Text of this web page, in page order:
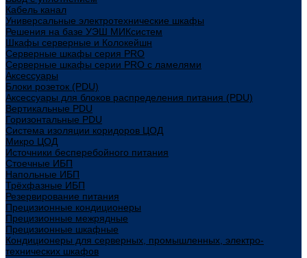
Кабель канал
Универсальные электротехнические шкафы
Решения на базе УЭШ МИКсистем
Шкафы серверные и Колокейшн
Серверные шкафы серия PRO
Серверные шкафы серии PRO с ламелями
Аксессуары
Блоки розеток (PDU)
Аксессуары для блоков распределения питания (PDU)
Вертикальные PDU
Горизонтальные PDU
Система изоляции коридоров ЦОД
Микро ЦОД
Источники бесперебойного питания
Стоечные ИБП
Напольные ИБП
Трёхфазные ИБП
Резервирование питания
Прецизионные кондиционеры
Прецизионные межрядные
Прецизионные шкафные
Кондиционеры для серверных, промышленных, электро-
технических шкафов